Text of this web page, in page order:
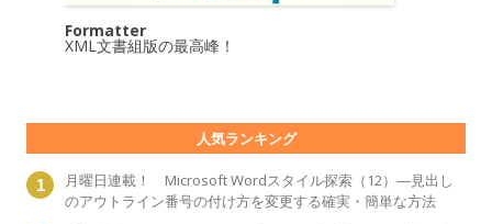
Formatter
XML文書組版の最高峰！
人気ランキング
月曜日連載！ Microsoft Wordスタイル探索（12）―見出し
のアウトライン番号の付け方を変更する確実・簡単な方法